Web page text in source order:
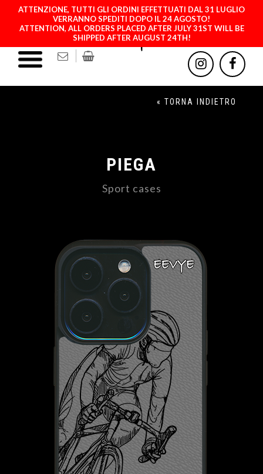
ATTENZIONE, TUTTI GLI ORDINI EFFETTUATI DAL 31 LUGLIO
VERRANNO SPEDITI DOPO IL 24 AGOSTO!
ATTENTION, ALL ORDERS PLACED AFTER JULY 31ST WILL BE
SHIPPED AFTER AUGUST 24TH!
« TORNA INDIETRO
PIEGA
Sport cases